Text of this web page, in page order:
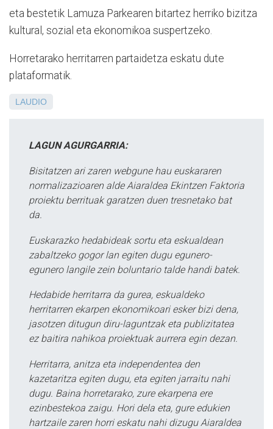
eta bestetik Lamuza Parkearen bitartez herriko bizitza
kultural, sozial eta ekonomikoa suspertzeko.
Horretarako herritarren partaidetza eskatu dute
plataformatik.
LAUDIO
LAGUN AGURGARRIA:
Bisitatzen ari zaren webgune hau euskararen
normalizazioaren alde Aiaraldea Ekintzen Faktoria
proiektu berrituak garatzen duen tresnetako bat
da.
Euskarazko hedabideak sortu eta eskualdean
zabaltzeko gogor lan egiten dugu egunero-
egunero langile zein boluntario talde handi batek.
Hedabide herritarra da gurea, eskualdeko
herritarren ekarpen ekonomikoari esker bizi dena,
jasotzen ditugun diru-laguntzak eta publizitatea
ez baitira nahikoa proiektuak aurrera egin dezan.
Herritarra, anitza eta independentea den
kazetaritza egiten dugu, eta egiten jarraitu nahi
dugu. Baina horretarako, zure ekarpena ere
ezinbestekoa zaigu. Hori dela eta, gure edukien
hartzaile zaren horri eskatu nahi dizugu Aiaraldea